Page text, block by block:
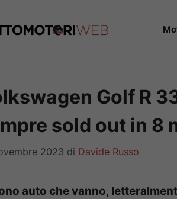
Golf R
sold out in 8
2023 di Davide Russo
auto che vanno,